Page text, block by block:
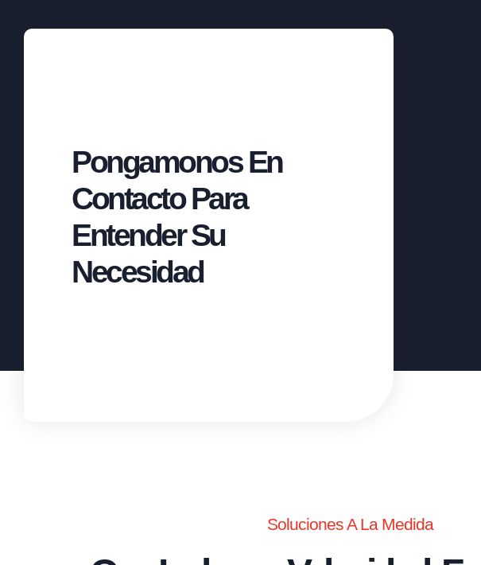
Pongamonos En
Contacto Para
Entender Su
Necesidad
Soluciones A La Medida